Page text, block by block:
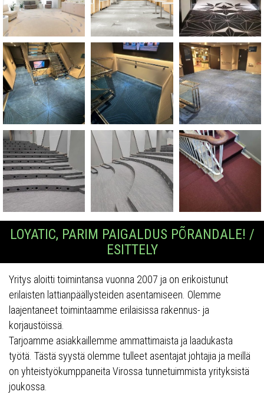
LOYATIC, PARIM PAIGALDUS PÕRANDALE! /
ESITTELY
Yritys aloitti toimintansa vuonna 2007 ja on erikoistunut
erilaisten lattianpäällysteiden asentamiseen. Olemme
laajentaneet toimintaamme erilaisissa rakennus- ja
korjaustöissä.
Tarjoamme asiakkaillemme ammattimaista ja laadukasta
työtä. Tästä syystä olemme tulleet asentajat johtajia ja meillä
on yhteistyökumppaneita Virossa tunnetuimmista yrityksistä
joukossa.